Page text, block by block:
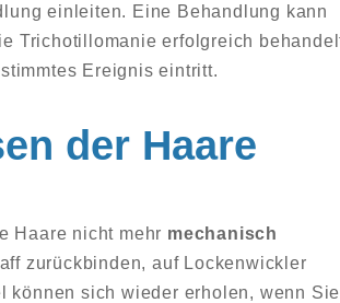
einleiten. Eine Behandlung kann
Trichotillomanie erfolgreich
Ereignis eintritt.
der Haare
Haare nicht mehr mechanisch
zurückbinden, auf Lockenwickler
können sich wieder erholen, wenn Sie